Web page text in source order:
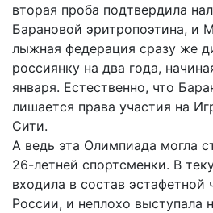
вторая проба подтвердила
Барановой эритропоэтина, и
лыжная федерация сразу же
россиянку на два года,
января. Естественно, что
лишается права участия на
Сити.
А ведь эта Олимпиада могла
26-летней спортсменки. В
входила в состав эстафетной
России, и неплохо выступала